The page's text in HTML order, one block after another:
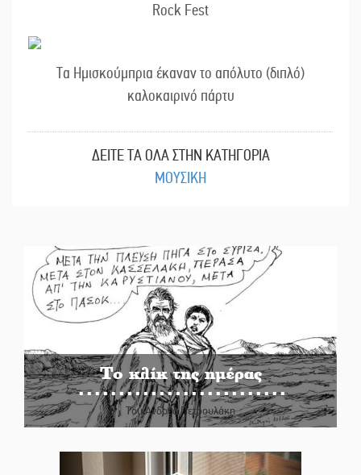
Rock Fest
Τα Ημισκούμπρια έκαναν το απόλυτο (διπλό)
καλοκαιρινό πάρτυ
ΔΕΙΤΕ ΤΑ ΟΛΑ ΣΤΗΝ ΚΑΤΗΓΟΡΙΑ
ΜΟΥΣΙΚΗ
Το κλίκ της ημέρας
Του Ανδρέα Πετρουλάκη